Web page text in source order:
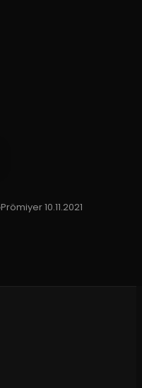
Prömiyer10.11.2021